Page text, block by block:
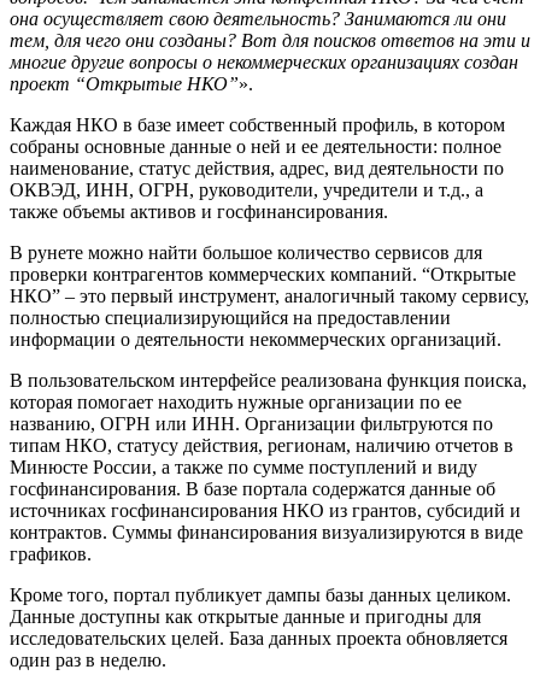
она осуществляет свою деятельность? Занимаются ли они
тем, для чего они созданы? Вот для поисков ответов на эти и
многие другие вопросы о некоммерческих организациях создан
проект “Открытые НКО”».
Каждая НКО в базе имеет собственный профиль, в котором
собраны основные данные о ней и ее деятельности: полное
наименование, статус действия, адрес, вид деятельности по
ОКВЭД, ИНН, ОГРН, руководители, учредители и т.д., а
также объемы активов и госфинансирования.
В рунете можно найти большое количество сервисов для
проверки контрагентов коммерческих компаний. “Открытые
НКО” – это первый инструмент, аналогичный такому сервису,
полностью специализирующийся на предоставлении
информации о деятельности некоммерческих организаций.
В пользовательском интерфейсе реализована функция поиска,
которая помогает находить нужные организации по ее
названию, ОГРН или ИНН. Организации фильтруются по
типам НКО, статусу действия, регионам, наличию отчетов в
Минюсте России, а также по сумме поступлений и виду
госфинансирования. В базе портала содержатся данные об
источниках госфинансирования НКО из грантов, субсидий и
контрактов. Суммы финансирования визуализируются в виде
графиков.
Кроме того, портал публикует дампы базы данных целиком.
Данные доступны как открытые данные и пригодны для
исследовательских целей. База данных проекта обновляется
один раз в неделю.